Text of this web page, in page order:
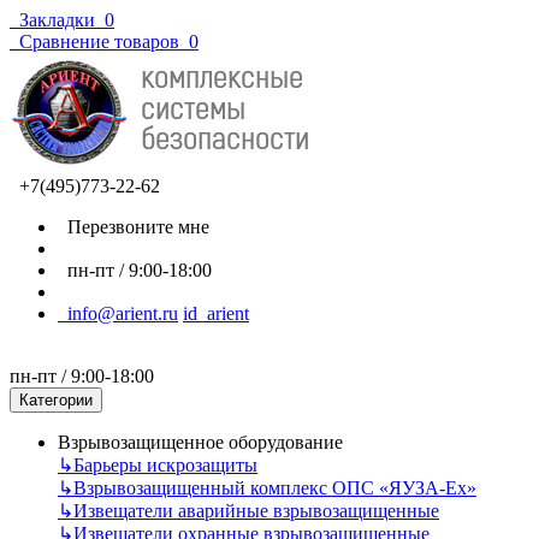
Закладки 0
Сравнение товаров 0
+7(495)773-22-62
Перезвоните мне
пн-пт / 9:00-18:00
info@arient.ru id_arient
пн-пт / 9:00-18:00
Категории
Взрывозащищенное оборудование
↳Барьеры искрозащиты
↳Взрывозащищенный комплекс ОПС «ЯУЗА-Ех»
↳Извещатели аварийные взрывозащищенные
↳Извещатели охранные взрывозащищенные